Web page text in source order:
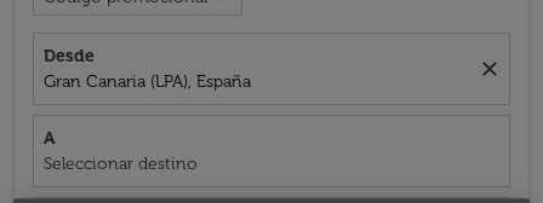
Desde
Gran Canaria (LPA), España
close
A
Seleccionar destino